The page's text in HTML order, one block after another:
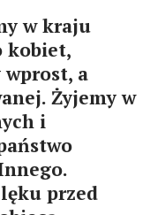
w kraju
kobiet,
a
Żyjemy w
i
przed